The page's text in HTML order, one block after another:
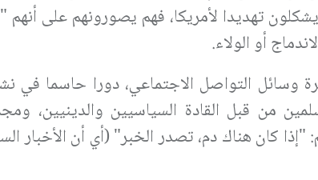
تهديدا لأمريكا، فهم يصورونهم على أنهم
أو الولاء.
وسائل التواصل الاجتماعي، دورا حاسما
من قبل القادة السياسيين والدينيين،
كان هناك دم، تصدر الخبر" (أي أن الأخبار